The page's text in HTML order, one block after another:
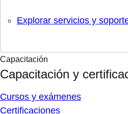
Explorar servicios y
Capacitación
Capacitación y
Cursos y exámenes
Certificaciones